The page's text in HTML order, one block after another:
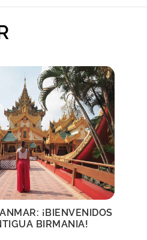
¡BIENVENIDOS
BIRMANIA!